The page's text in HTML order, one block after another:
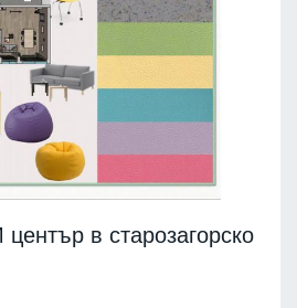
в старозагорско